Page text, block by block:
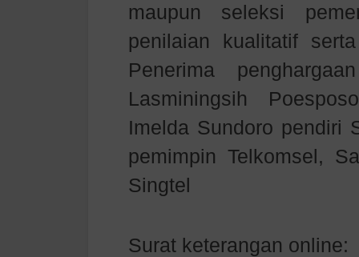
maupun seleksi
penilaian kualitatif
Penerima
Lasminingsih
Imelda Sundoro pendiri
pemimpin Telkomsel,
Singtel
Surat keterangan online: